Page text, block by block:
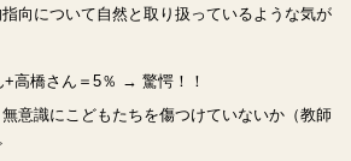
向について自然と取り扱っているような気が
+高橋さん＝5％ → 驚愕！！
意識にこどもたちを傷つけていないか（教師